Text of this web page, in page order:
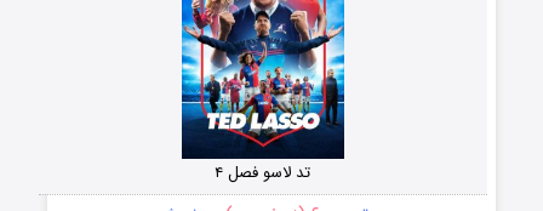
تد لاسو فصل ۴